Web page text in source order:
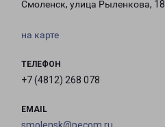
Смоленск, улица Рыленкова, 18
на карте
ТЕЛЕФОН
+7 (4812) 268 078
EMAIL